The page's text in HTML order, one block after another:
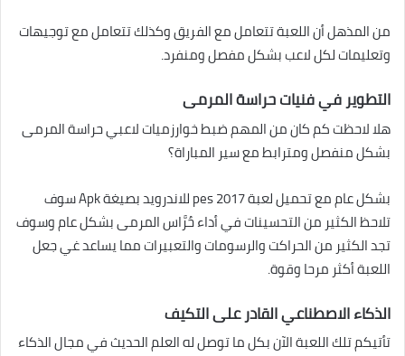
من المذهل أن اللعبة تتعامل مع الفريق وكذلك تتعامل مع توجيهات
وتعليمات لكل لاعب بشكل مفصل ومنفرد.
التطوير في فنيات حراسة المرمى
هلا لاحظت كم كان من المهم ضبط خوارزميات لاعبي حراسة المرمى
بشكل منفصل ومترابط مع سير المباراة؟
بشكل عام مع تحميل لعبة pes 2017 للاندرويد بصيغة Apk سوف
تلاحظ الكثير من التحسينات في أداء حُرَّاس المرمى بشكل عام وسوف
تجد الكثير من الحراكت والرسومات والتعبيرات مما يساعد غي جعل
اللعبة أكثر مرحا وقوة.
الذكاء الاصطناعي القادر على التكيف
تأتيكم تلك اللعبة الآن بكل ما توصل له العلم الحديث في مجال الذكاء